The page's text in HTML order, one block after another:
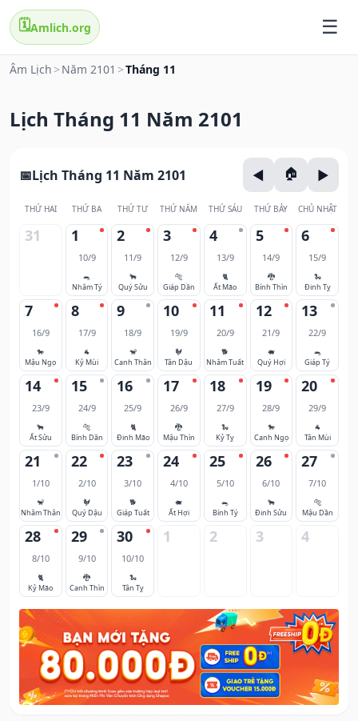
🗓️Amlich.org
Âm Lịch > Năm 2101 >Tháng 11
Lịch Tháng 11 Năm 2101
Lịch Tháng 11 Năm 2101
THỨ HAI THỨ BA THỨ TƯ THỨ NĂM THỨ SÁU THỨ BẢY CHỦ NHẬT
31 1
10/9
🐀
Nhâm Tý
2
11/9
🐂
Quý Sửu
3
12/9
🐅
Giáp Dần
4
13/9
🐈
Ất Mão
5
14/9
🐉
Bính Thìn
6
15/9
🐍
Đinh Tỵ
7
16/9
🐎
Mậu Ngọ
8
17/9
🐐
Kỷ Mùi
9
18/9
🐒
Canh Thân
10
19/9
🐓
Tân Dậu
11
20/9
🐕
Nhâm Tuất
12
21/9
🐖
Quý Hợi
13
22/9
🐀
Giáp Tý
14
23/9
🐂
Ất Sửu
15
24/9
🐅
Bính Dần
16
25/9
🐈
Đinh Mão
17
26/9
🐉
Mậu Thìn
18
27/9
🐍
Kỷ Tỵ
19
28/9
🐎
Canh Ngọ
20
29/9
🐐
Tân Mùi
21
1/10
🐒
Nhâm Thân
22
2/10
🐓
Quý Dậu
23
3/10
🐕
Giáp Tuất
24
4/10
🐖
Ất Hợi
25
5/10
🐀
Bính Tý
26
6/10
🐂
Đinh Sửu
27
7/10
🐅
Mậu Dần
28
8/10
🐈
Kỷ Mão
29
9/10
🐉
Canh Thìn
30
10/10
🐍
Tân Tỵ
1 2 3 4